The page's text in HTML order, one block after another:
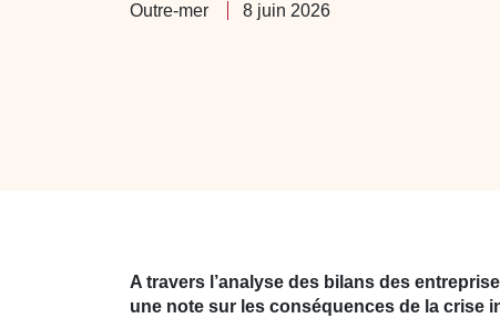
Outre-mer 8 juin 2026
A travers l’analyse des bilans des
une note sur les conséquences de la crise